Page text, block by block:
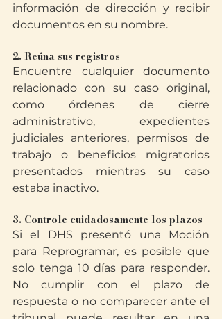
información de dirección y recibir
documentos en su nombre.
2. Reúna sus registros
Encuentre cualquier documento
relacionado con su caso original,
como órdenes de cierre
administrativo, expedientes
judiciales anteriores, permisos de
trabajo o beneficios migratorios
presentados mientras su caso
estaba inactivo.
3. Controle cuidadosamente los plazos
Si el DHS presentó una Moción
para Reprogramar, es posible que
solo tenga 10 días para responder.
No cumplir con el plazo de
respuesta o no comparecer ante el